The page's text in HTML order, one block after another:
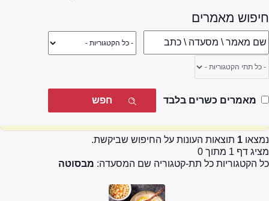
חיפוש מאמרים
מאמרים כשרים בלבד
נמצאו 1 תוצאות העונות על החיפוש שביקשת.
מציג דף 1 מתוך 0
כל הקטגוריות כל תת-קטגוריה שם המסעדה: מבסוטה